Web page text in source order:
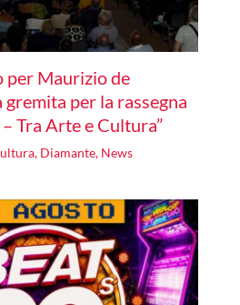
per Maurizio de
per la rassegna
Tra Arte e Cultura”
, Diamante, News